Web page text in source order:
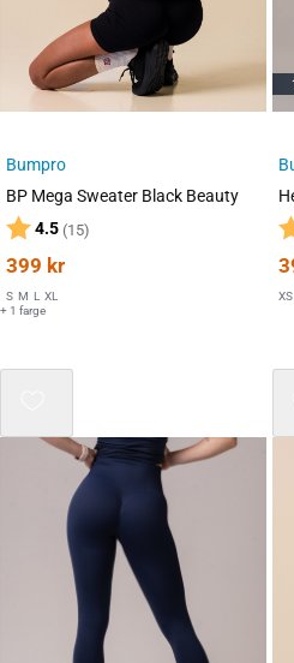
Bumpro
BP Mega Sweater Black Beauty
Karakter:
4.5 (15)
399 kr
S M L
XL
+ 1 farge
XS